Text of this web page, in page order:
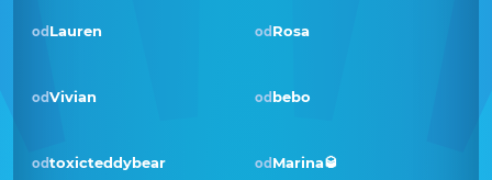
od Lauren od Rosa
Pobjednik · srp 2018
odVivian od bebo
odtoxicteddybear od Marina🥃